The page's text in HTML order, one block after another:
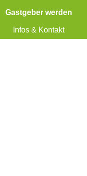
Gastgeber werden
Infos & Kontakt